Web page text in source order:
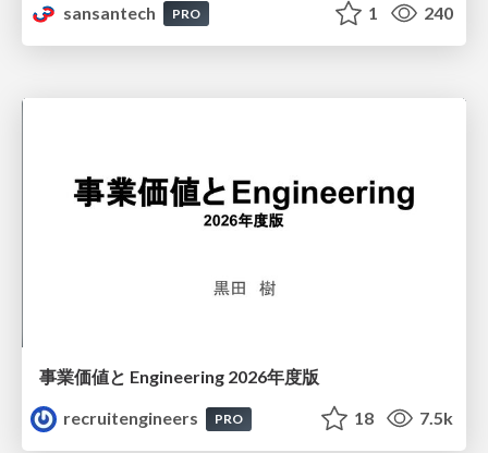
sansantech
PRO 1 240
事業価値と Engineering 2026年度版
recruitengineers
PRO 18 7.5k